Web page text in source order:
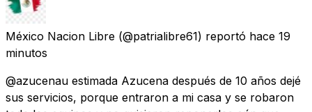
México Nacion Libre (@patrialibre61) reportó hace 19
minutos
@azucenau estimada Azucena después de 10 años dejé
sus servicios, porque entraron a mi casa y se robaron